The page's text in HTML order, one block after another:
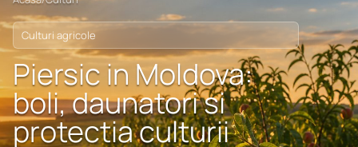
Culturi agricole
Piersic in Moldova:
boli, daunatori si
protectia culturii